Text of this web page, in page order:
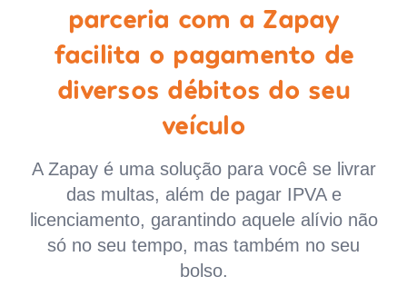
parceria com a Zapay
facilita o pagamento de
diversos débitos do seu
veículo
A Zapay é uma solução para você se livrar
das multas, além de pagar IPVA e
licenciamento, garantindo aquele alívio não
só no seu tempo, mas também no seu
bolso.